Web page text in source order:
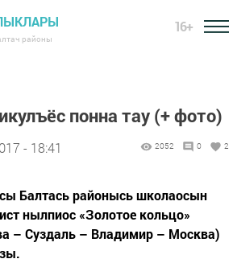
районы
16+
понна тау (+ фото)
- 18:41 2052 0 2
Балтась районысь школаосын
нылпиос «Золотое кольцо»
– Суздаль – Владимир – Москва)